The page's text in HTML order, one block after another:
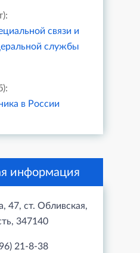
связи и
службы
в России
информация
47, ст. Обливская,
347140
21-8-38